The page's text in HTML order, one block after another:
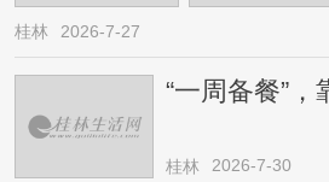
桂林 2026-7-27
“一周备餐”，
桂林 2026-7-30